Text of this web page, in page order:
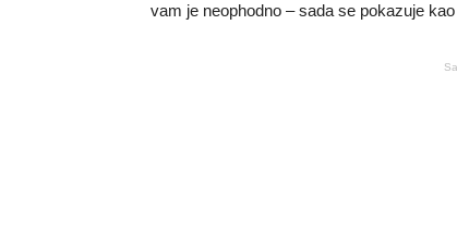
vam je neophodno – sada se pokazuje